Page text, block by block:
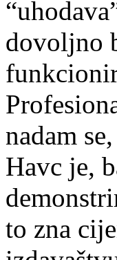
dovoljno
nadam
Havc je,
to zna